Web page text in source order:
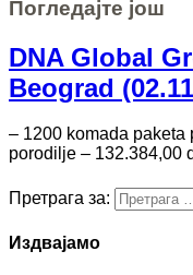
Погледајте још
DNA Global
Beograd
– 1200 komada
porodilje – 132.384,00
Претрага за:
Издвајамо